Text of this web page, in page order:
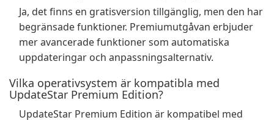
Ja, det finns en gratisversion tillgänglig, men den har
begränsade funktioner. Premiumutgåvan erbjuder
mer avancerade funktioner som automatiska
uppdateringar och anpassningsalternativ.
Vilka operativsystem är kompatibla med
UpdateStar Premium Edition?
UpdateStar Premium Edition är kompatibel med